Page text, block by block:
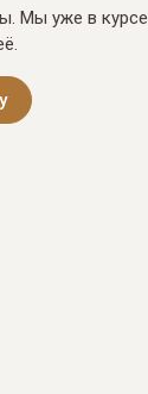
Мы уже в курсе